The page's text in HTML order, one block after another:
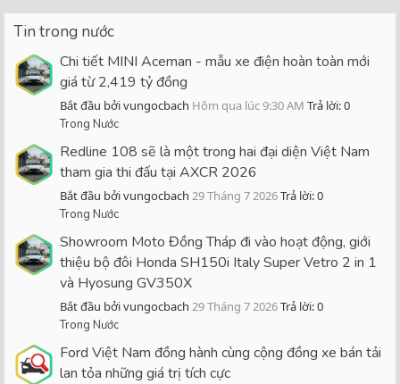
Tin trong nước
Chi tiết MINI Aceman - mẫu xe điện hoàn toàn mới
giá từ 2,419 tỷ đồng
Bắt đầu bởi vungocbach Hôm qua lúc 9:30 AM Trả lời: 0
Trong Nước
Redline 108 sẽ là một trong hai đại diện Việt Nam
tham gia thi đấu tại AXCR 2026
Bắt đầu bởi vungocbach 29 Tháng 7 2026Trả lời: 0
Trong Nước
Showroom Moto Đồng Tháp đi vào hoạt động, giới
thiệu bộ đôi Honda SH150i Italy Super Vetro 2 in 1
và Hyosung GV350X
Bắt đầu bởi vungocbach 29 Tháng 7 2026Trả lời: 0
Trong Nước
Ford Việt Nam đồng hành cùng cộng đồng xe bán tải
lan tỏa những giá trị tích cực